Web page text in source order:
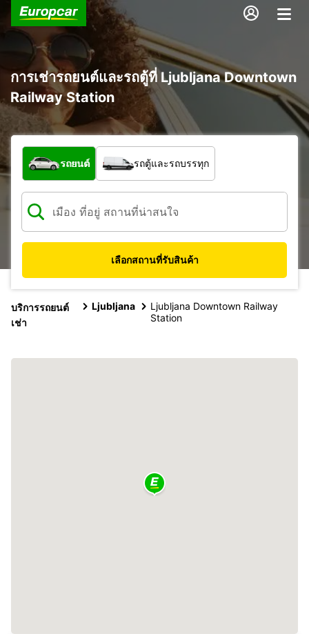
การเช่ารถยนต์และรถตู้ที่ Ljubljana Downtown
Railway Station
รถประเภทใด
รถยนต์ รถตู้และรถบรรทุก
เลือกสถานที่รับสินค้า
บริการรถยนต์
เช่า
Ljubljana
Ljubljana Downtown Railway
Station